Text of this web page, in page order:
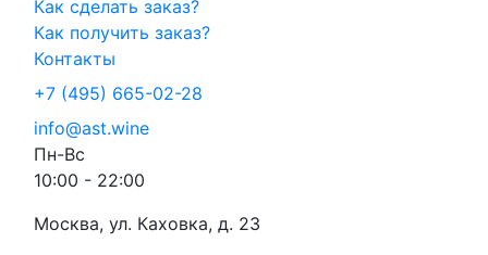
Как сделать заказ?
Как получить заказ?
Контакты
+7 (495) 665-02-28
info@ast.wine
Пн-Вс
10:00 - 22:00
Москва, ул. Каховка, д. 23